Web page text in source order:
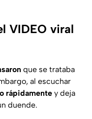
VIDEO viral
que se trataba
al escuchar
rápidamente y deja
duende.